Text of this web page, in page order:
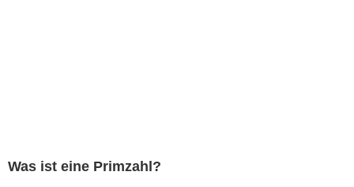
Was ist eine Primzahl?